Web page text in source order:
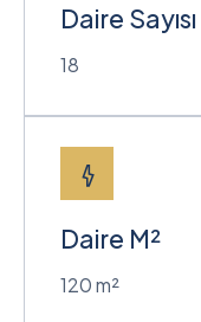
Daire Sayısı
18
Daire M²
120 m²